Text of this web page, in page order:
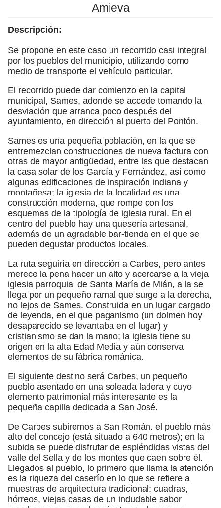
Amieva
Descripción:
Se propone en este caso un recorrido casi integral
por los pueblos del municipio, utilizando como
medio de transporte el vehículo particular.
El recorrido puede dar comienzo en la capital
municipal, Sames, adonde se accede tomando la
desviación que arranca poco después del
ayuntamiento, en dirección al puerto del Pontón.
Sames es una pequeña población, en la que se
entremezclan construcciones de nueva factura con
otras de mayor antigüedad, entre las que destacan
la casa solar de los García y Fernández, así como
algunas edificaciones de inspiración indiana y
montañesa; la iglesia de la localidad es una
construcción moderna, que rompe con los
esquemas de la tipología de iglesia rural. En el
centro del pueblo hay una quesería artesanal,
además de un agradable bar-tienda en el que se
pueden degustar productos locales.
La ruta seguiría en dirección a Carbes, pero antes
merece la pena hacer un alto y acercarse a la vieja
iglesia parroquial de Santa María de Mián, a la se
llega por un pequeño ramal que surge a la derecha,
no lejos de Sames. Construida en un lugar cargado
de leyenda, en el que paganismo (un dolmen hoy
desaparecido se levantaba en el lugar) y
cristianismo se dan la mano; la iglesia tiene su
origen en la alta Edad Media y aún conserva
elementos de su fábrica románica.
El siguiente destino será Carbes, un pequeño
pueblo asentado en una soleada ladera y cuyo
elemento patrimonial más interesante es la
pequeña capilla dedicada a San José.
De Carbes subiremos a San Román, el pueblo más
alto del concejo (está situado a 640 metros); en la
subida se puede disfrutar de espléndidas vistas del
valle del Sella y de los montes que caen sobre él.
Llegados al pueblo, lo primero que llama la atención
es la riqueza del caserío en lo que se refiere a
muestras de arquitectura tradicional: cuadras,
hórreos, viejas casas de un indudable sabor